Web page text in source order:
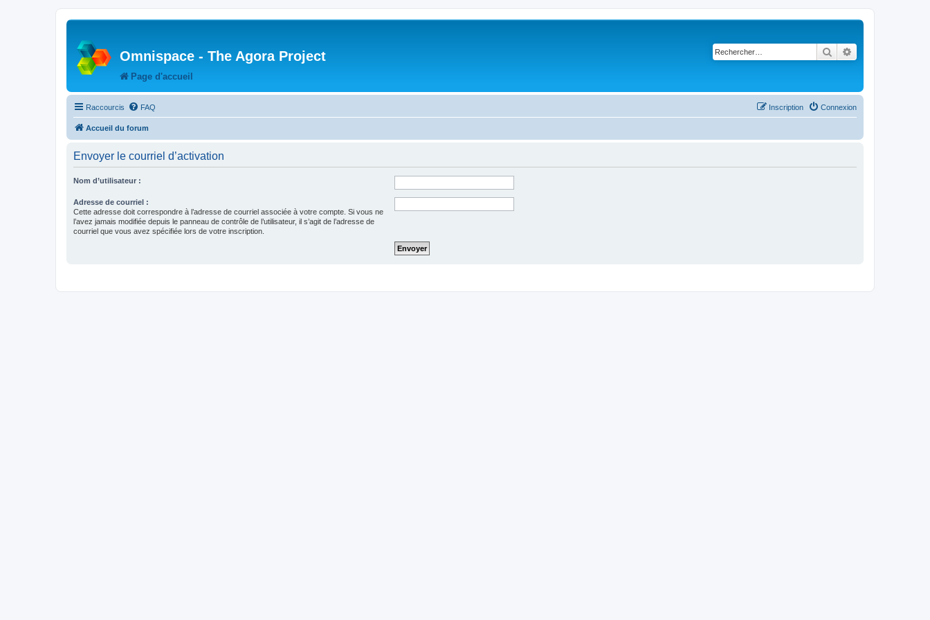
Omnispace - The Agora Project
Page d'accueil
Rechercher
Raccourcis FAQ Connexion
Inscription
Accueil du forum
Envoyer le courriel d’activation
Nom d’utilisateur :
Adresse de courriel :
Cette adresse doit correspondre à l’adresse de courriel associée à votre compte. Si vous ne
l’avez jamais modifiée depuis le panneau de contrôle de l’utilisateur, il s’agit de l’adresse de
courriel que vous avez spécifiée lors de votre inscription.